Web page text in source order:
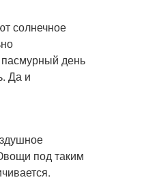
солнечное
день
Да и
под таким